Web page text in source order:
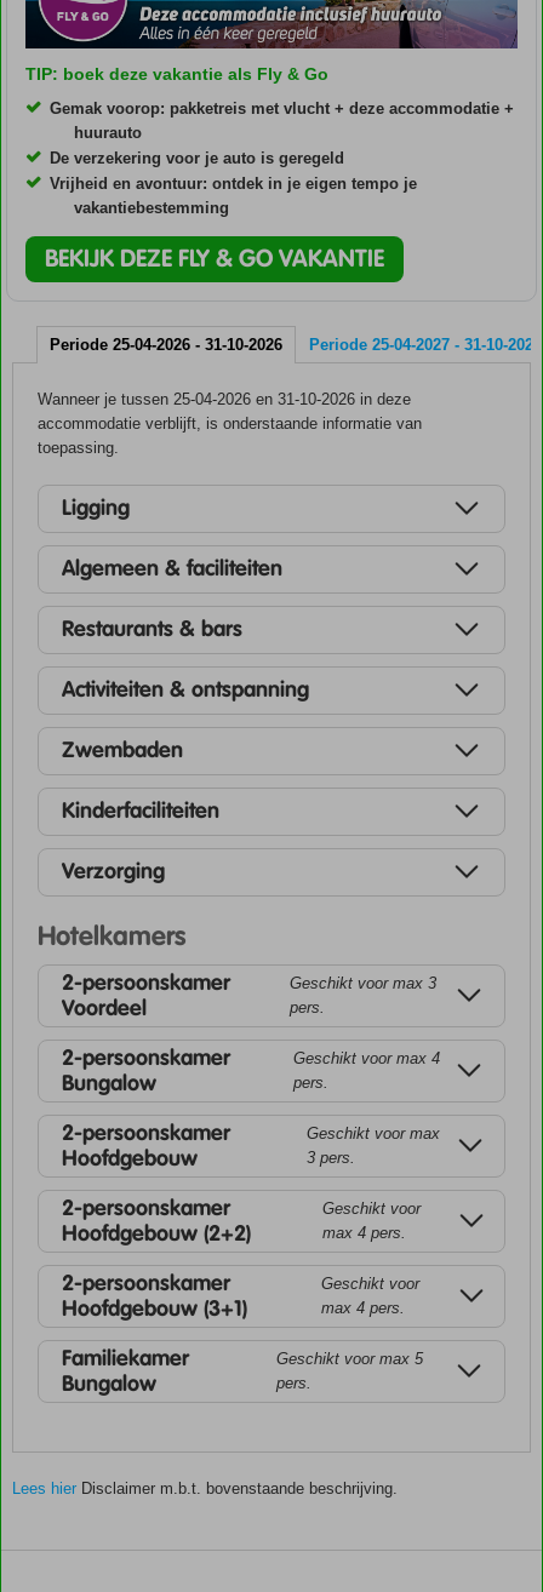
TIP: boek deze vakantie als Fly & Go
Gemak voorop: pakketreis met vlucht + deze accommodatie +
huurauto
De verzekering voor je auto is geregeld
Vrijheid en avontuur: ontdek in je eigen tempo je
vakantiebestemming
BEKIJK DEZE FLY & GO VAKANTIE
Periode 25-04-2026 - 31-10-2026 Periode 25-04-2027 - 31-10-2027
Wanneer je tussen 25-04-2026 en 31-10-2026 in deze
accommodatie verblijft, is onderstaande informatie van
toepassing.
Ligging
Algemeen & faciliteiten
Restaurants & bars
Activiteiten & ontspanning
Zwembaden
Kinderfaciliteiten
Verzorging
Hotelkamers
2-persoonskamer
Voordeel
Geschikt voor max 3
pers.
2-persoonskamer
Bungalow
Geschikt voor max 4
pers.
2-persoonskamer
Hoofdgebouw
Geschikt voor max
3 pers.
2-persoonskamer
Hoofdgebouw (2+2)
Geschikt voor
max 4 pers.
2-persoonskamer
Hoofdgebouw (3+1)
Geschikt voor
max 4 pers.
Familiekamer
Bungalow
Geschikt voor max 5
pers.
Lees hier Disclaimer m.b.t. bovenstaande beschrijving.